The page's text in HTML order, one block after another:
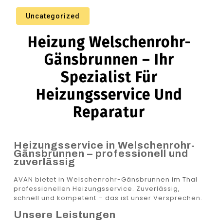
Uncategorized
Heizung Welschenrohr-
Gänsbrunnen – Ihr
Spezialist Für
Heizungsservice Und
Reparatur
Heizungsservice in Welschenrohr-
Gänsbrunnen – professionell und
zuverlässig
AVAN bietet in Welschenrohr-Gänsbrunnen im Thal
professionellen Heizungsservice. Zuverlässig,
schnell und kompetent – das ist unser Versprechen.
Unsere Leistungen